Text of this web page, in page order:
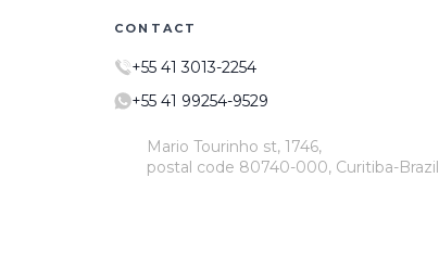
CONTACT
+55 41 3013-2254
+55 41 99254-9529
Mario Tourinho st, 1746,
postal code 80740-000, Curitiba-Brazil